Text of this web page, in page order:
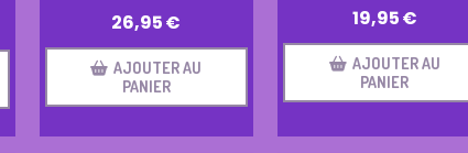
26,95€
AJOUTER AU
PANIER
19,95€
AJOUTER AU
PANIER